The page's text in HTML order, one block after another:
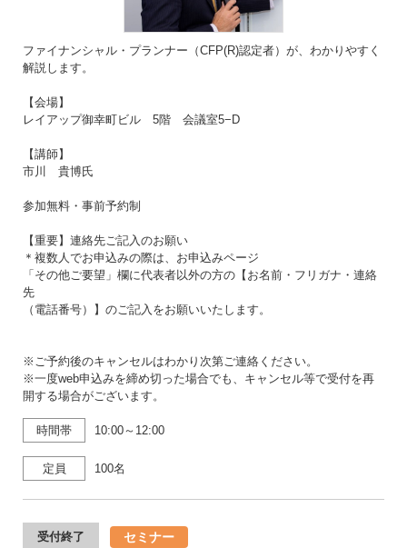
ファイナンシャル・プランナー（CFP(R)認定者）が、わかりやすく
解説します。
【会場】
レイアップ御幸町ビル 5階 会議室5−D
【講師】
市川 貴博氏
参加無料・事前予約制
【重要】連絡先ご記入のお願い
＊複数人でお申込みの際は、お申込みページ
「その他ご要望」欄に代表者以外の方の【お名前・フリガナ・連絡
先
（電話番号）】のご記入をお願いいたします。
※ご予約後のキャンセルはわかり次第ご連絡ください。
※一度web申込みを締め切った場合でも、キャンセル等で受付を再
開する場合がございます。
時間帯 10:00～12:00
定員 100名
受付終了 セミナー